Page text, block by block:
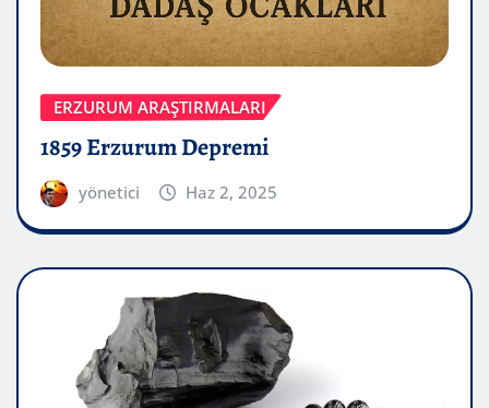
ERZURUM ARAŞTIRMALARI
1859 Erzurum Depremi
yönetici Haz 2, 2025